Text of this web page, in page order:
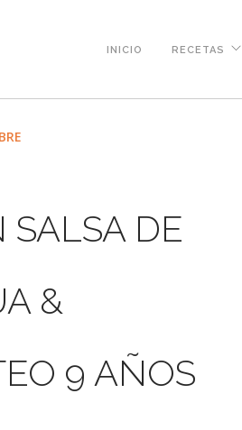
INICIO RECETAS
DE
&
9 AÑOS